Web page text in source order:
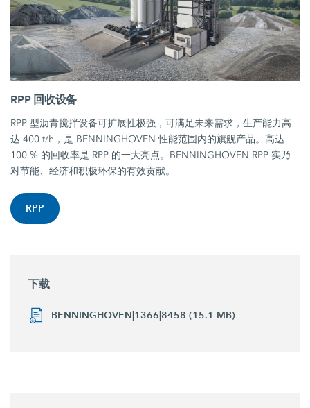
RPP 回收设备
RPP 型沥青搅拌设备可扩展性极强，可满足未来需求，生产能力高
达 400 t/h，是 BENNINGHOVEN 性能范围内的旗舰产品。高达
100 % 的回收率是 RPP 的一大亮点。BENNINGHOVEN RPP 实乃
对节能、经济和积极环保的有效贡献。
RPP
下载
BENNINGHOVEN|1366|8458 (15.1 MB)